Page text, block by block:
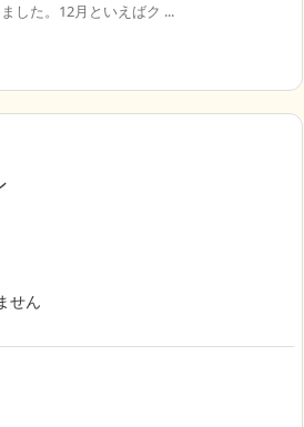
した。12月といえばク ...
せん